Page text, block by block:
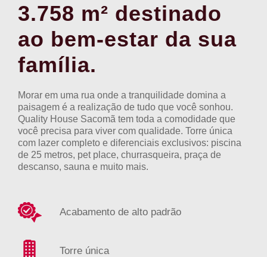
3.758 m² destinado
ao bem-estar da sua
família.
Morar em uma rua onde a tranquilidade domina a
paisagem é a realização de tudo que você sonhou.
Quality House Sacomã tem toda a comodidade que
você precisa para viver com qualidade. Torre única
com lazer completo e diferenciais exclusivos: piscina
de 25 metros, pet place, churrasqueira, praça de
descanso, sauna e muito mais.
Acabamento de alto padrão
Torre única